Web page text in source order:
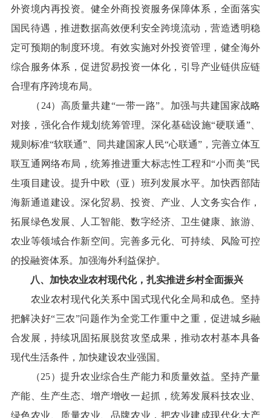
外资境内再投资。健全外商投资服务保障体系，全面落实
国民待遇，推进数据高效便利安全跨境流动，营造透明稳
定可预期的制度环境。有效实施对外投资管理，健全海外
综合服务体系，促进贸易投资一体化，引导产业链供应链
合理有序跨境布局。
（24）高质量共建“一带一路”。加强与共建国家战略
对接，强化合作规划统筹管理。深化基础设施“硬联通”、
规则标准“软联通”、同共建国家人民“心联通”，完善立体互
联互通网络布局，统筹推进重大标志性工程和“小而美”民
生项目建设。提升中欧（亚）班列发展水平。加快西部陆
海新通道建设。深化贸易、投资、产业、人文务实合作，
拓展绿色发展、人工智能、数字经济、卫生健康、旅游、
农业等领域合作新空间。完善多元化、可持续、风险可控
的投融资体系。加强海外利益保护。
八、加快农业农村现代化，扎实推进乡村全面振兴
农业农村现代化关系中国式现代化全局和成色。坚持
把解决好“三农”问题作为全党工作重中之重，促进城乡融
合发展，持续巩固拓展脱贫攻坚成果，推动农村基本具备
现代生活条件，加快建设农业强国。
（25）提升农业综合生产能力和质量效益。坚持产量
产能、生产生态、增产增收一起抓，统筹发展科技农业、
绿色农业、质量农业、品牌农业，把农业建成现代化大产